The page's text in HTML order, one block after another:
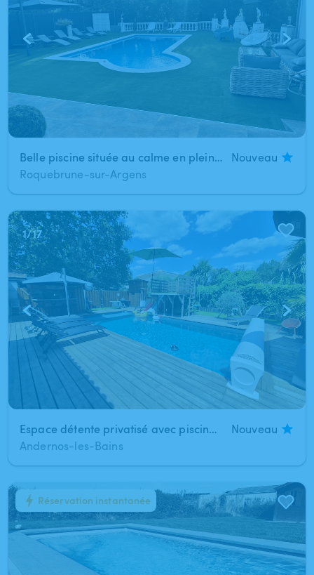
Belle piscine située au calme en pleine nature
Nouveau
Roquebrune-sur-Argens
1/17
Espace détente privatisé avec piscine, jacuzzi et bar – Andernos-les-Bains
Nouveau
Andernos-les-Bains
1/4 Réservation instantanée